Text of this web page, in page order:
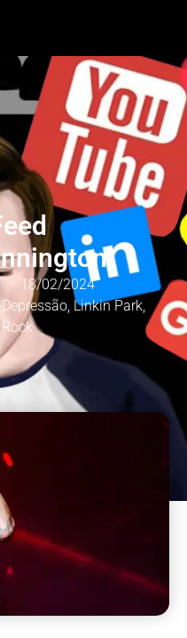
18/02/2024
Depressão, Linkin Park,
Rock